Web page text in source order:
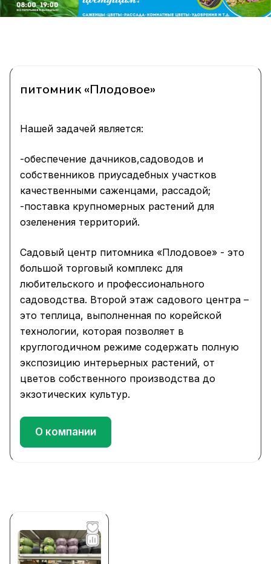
питомник «Плодовое»
Нашей задачей является:
-обеспечение дачников,садоводов и
собственников приусадебных участков
качественными саженцами, рассадой;
-поставка крупномерных растений для
озеленения территорий.
Садовый центр питомника «Плодовое» - это
большой торговый комплекс для
любительского и профессионального
садоводства. Второй этаж садового центра –
это теплица, выполненная по корейской
технологии, которая позволяет в
круглогодичном режиме содержать полную
экспозицию интерьерных растений, от
цветов собственного производства до
экзотических культур.
О компании